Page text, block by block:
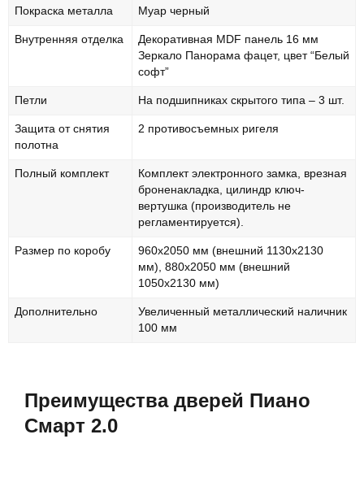
Покраска металла Муар черный
Внутренняя отделка
Декоративная MDF панель 16 мм
Зеркало Панорама фацет, цвет “Белый
софт”
Петли На подшипниках скрытого типа – 3 шт.
Защита от снятия
полотна
2 противосъемных ригеля
Полный комплект
Комплект электронного замка, врезная
броненакладка, цилиндр ключ-
вертушка (производитель не
регламентируется).
Размер по коробу
960х2050 мм (внешний 1130х2130
мм), 880х2050 мм (внешний
1050х2130 мм)
Дополнительно
Увеличенный металлический наличник
100 мм
Преимущества дверей Пиано
Смарт 2.0